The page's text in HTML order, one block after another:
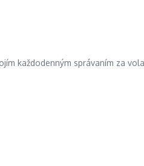
každodenným správaním za